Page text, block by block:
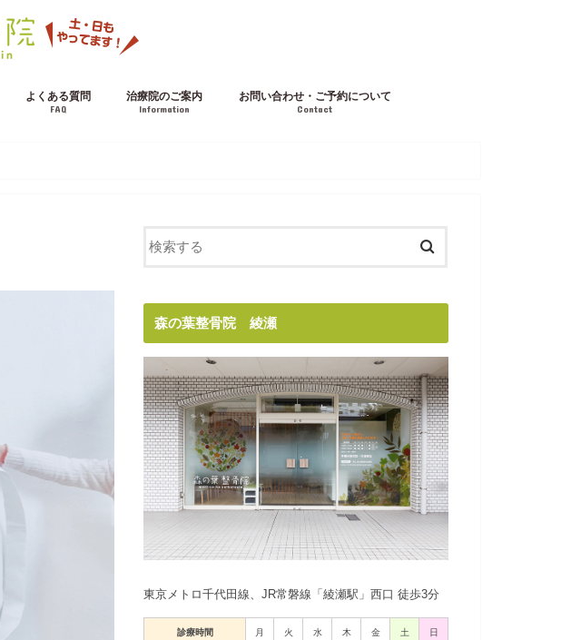
よくある質問
FAQ
治療院のご案内
Information
お問い合わせ・ご予約について
Contact
森の葉整骨院 綾瀬
東京メトロ千代田線、JR常磐線「綾瀬駅」西口 徒歩3分
診療時間 月 火 水 木 金 土 日